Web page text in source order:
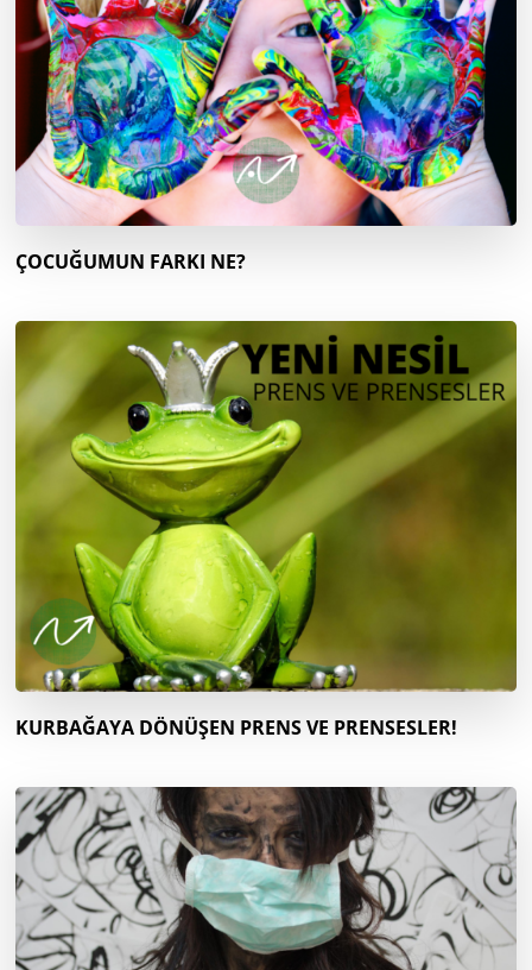
ÇOCUĞUMUN FARKI NE?
KURBAĞAYA DÖNÜŞEN PRENS VE PRENSESLER!